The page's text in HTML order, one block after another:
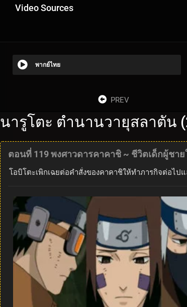
Video Sources
พากย์ไทย
PREV
นารูโตะ ตำนานวายุสลาตัน
ตอนที่ 119 พงศาวดารคาคาชิ ~ ชีวิตเด็กผู้ชา
โอบิโตะเพิกเฉยต่อคำสั่งของคาคาชิให้ทำภารกิจต่อไ